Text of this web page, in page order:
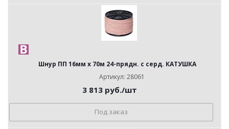
Шнур ПП 16мм х 70м 24-прядн. с серд. КАТУШКА
Артикул: 28061
3 813руб./шт
Под заказ